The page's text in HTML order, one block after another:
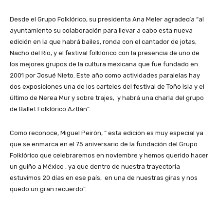
Desde el Grupo Folklórico, su presidenta Ana Meler agradecía “al
ayuntamiento su colaboración para llevar a cabo esta nueva
edición en la que habrá bailes, ronda con el cantador de jotas,
Nacho del Río, y el festival folklórico con la presencia de uno de
los mejores grupos de la cultura mexicana que fue fundado en
2001 por Josué Nieto. Este año como actividades paralelas hay
dos exposiciones una de los carteles del festival de Toño Isla y el
último de Nerea Mur y sobre trajes, y habrá una charla del grupo
de Ballet Folklórico Aztlán”.
Como reconoce, Miguel Peirón, “ esta edición es muy especial ya
que se enmarca en el 75 aniversario de la fundación del Grupo
Folklórico que celebraremos en noviembre y hemos querido hacer
un guiño a México , ya que dentro de nuestra trayectoria
estuvimos 20 días en ese país, en una de nuestras giras y nos
quedo un gran recuerdo”.